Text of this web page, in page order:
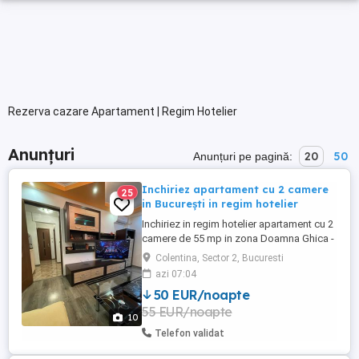
Rezerva cazare Apartament | Regim Hotelier
Anunțuri Anunțuri pe pagină: 20 50
10
25
Inchiriez apartament cu 2 camere
in București in regim hotelier
Inchiriez in regim hotelier apartament cu 2
camere de 55 mp in zona Doamna Ghica -
Colentina. Apartamentul este dotat, in
dormitor un pat de 160x200 cm, dressing,
tv UHD, living cu tv UHD, canapea imensa,
aer conditionat, balcon cu vedere la
strada, bucatarie proprie cu expressor de
cafea, cuptor cu ...
Colentina, Sector 2, Bucuresti
azi 07:04
50 EUR/noapte
55 EUR/noapte
Telefon validat